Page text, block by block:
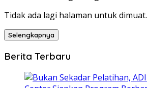
Tidak ada lagi halaman untuk dimuat.
Selengkapnya
Berita Terbaru